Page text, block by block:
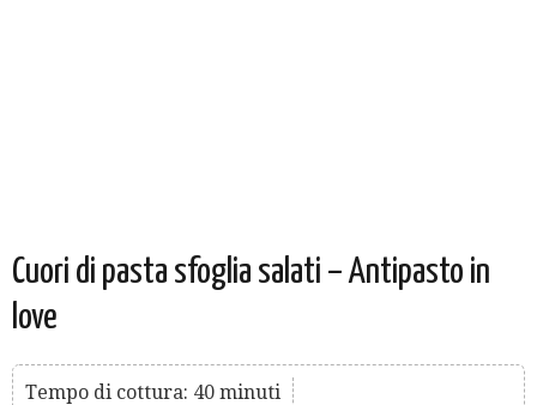
Cuori di pasta sfoglia salati – Antipasto in
love
Tempo di cottura: 40 minuti